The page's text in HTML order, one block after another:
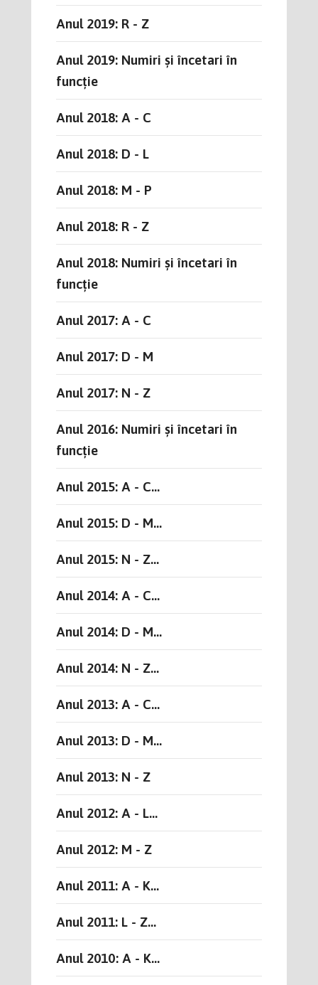
Anul 2019: R - Z
Anul 2019: Numiri și încetari în
funcție
Anul 2018: A - C
Anul 2018: D - L
Anul 2018: M - P
Anul 2018: R - Z
Anul 2018: Numiri și încetari în
funcție
Anul 2017: A - C
Anul 2017: D - M
Anul 2017: N - Z
Anul 2016: Numiri și încetari în
funcție
Anul 2015: A - C...
Anul 2015: D - M...
Anul 2015: N - Z...
Anul 2014: A - C...
Anul 2014: D - M...
Anul 2014: N - Z...
Anul 2013: A - C...
Anul 2013: D - M...
Anul 2013: N - Z
Anul 2012: A - L...
Anul 2012: M - Z
Anul 2011: A - K...
Anul 2011: L - Z...
Anul 2010: A - K...